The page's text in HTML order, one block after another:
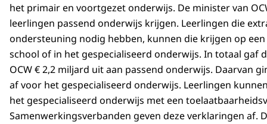
het primair en voortgezet onderwijs. De minister van
leerlingen passend onderwijs krijgen. Leerlingen die
ondersteuning nodig hebben, kunnen die krijgen op
school of in het gespecialiseerd onderwijs. In totaal gaf
OCW € 2,2 miljard uit aan passend onderwijs. Daarvan
af voor het gespecialiseerd onderwijs. Leerlingen
het gespecialiseerd onderwijs met een
Samenwerkingsverbanden geven deze verklaringen af.